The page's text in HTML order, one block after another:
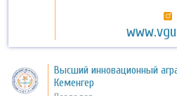
Высший инновационный
Кеменгер